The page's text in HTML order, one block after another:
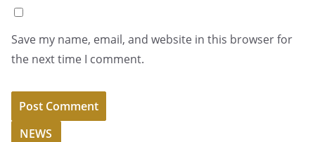
Save my name, email, and website in this browser for
the next time I comment.
NEWS